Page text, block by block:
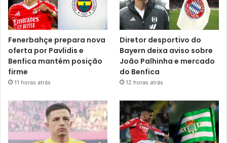
Fenerbahçe prepara nova
oferta por Pavlidis e
Benfica mantém posição
firme
11 horas atrás
Diretor desportivo do
Bayern deixa aviso sobre
João Palhinha e mercado
do Benfica
12 horas atrás